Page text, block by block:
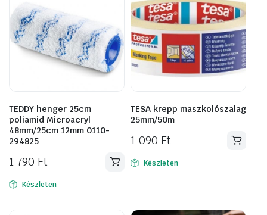
TEDDY henger 25cm
poliamid Microacryl
48mm/25cm 12mm 0110-
294825
1 790 Ft
Készleten
TESA krepp maszkolószalag
25mm/50m
1 090 Ft
Készleten